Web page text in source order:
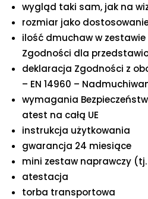
wygląd taki sam, jak na
rozmiar jako
ilość dmuchaw w
Zgodności dla
deklaracja Zgodności z
– EN 14960 –
wymagania
atest na całą UE
instrukcja użytkowania
gwarancja 24 miesiące
mini zestaw naprawczy (tj.
atestacja
torba transportowa